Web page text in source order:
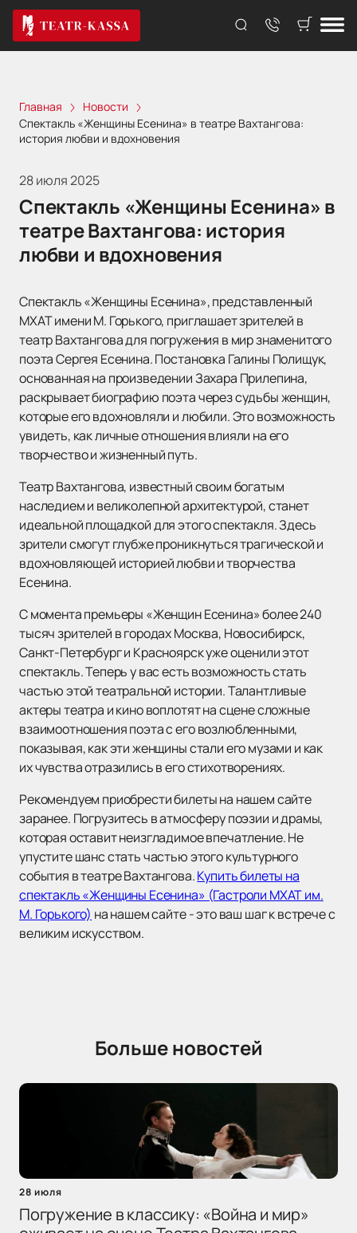
Главная
Новости
Спектакль «Женщины Есенина» в театре Вахтангова:
история любви и вдохновения
28 июля 2025
Спектакль «Женщины Есенина» в
театре Вахтангова: история
любви и вдохновения
Спектакль «Женщины Есенина», представленный
МХАТ имени М. Горького, приглашает зрителей в
театр Вахтангова для погружения в мир знаменитого
поэта Сергея Есенина. Постановка Галины Полищук,
основанная на произведении Захара Прилепина,
раскрывает биографию поэта через судьбы женщин,
которые его вдохновляли и любили. Это возможность
увидеть, как личные отношения влияли на его
творчество и жизненный путь.
Театр Вахтангова, известный своим богатым
наследием и великолепной архитектурой, станет
идеальной площадкой для этого спектакля. Здесь
зрители смогут глубже проникнуться трагической и
вдохновляющей историей любви и творчества
Есенина.
С момента премьеры «Женщин Есенина» более 240
тысяч зрителей в городах Москва, Новосибирск,
Санкт-Петербург и Красноярск уже оценили этот
спектакль. Теперь у вас есть возможность стать
частью этой театральной истории. Талантливые
актеры театра и кино воплотят на сцене сложные
взаимоотношения поэта с его возлюбленными,
показывая, как эти женщины стали его музами и как
их чувства отразились в его стихотворениях.
Рекомендуем приобрести билеты на нашем сайте
заранее. Погрузитесь в атмосферу поэзии и драмы,
которая оставит неизгладимое впечатление. Не
упустите шанс стать частью этого культурного
события в театре Вахтангова.Купить билеты на
спектакль «Женщины Есенина» (Гастроли МХАТ им.
М. Горького) на нашем сайте - это ваш шаг к встрече с
великим искусством.
Больше новостей
28 июля
Погружение в классику: «Война и мир»